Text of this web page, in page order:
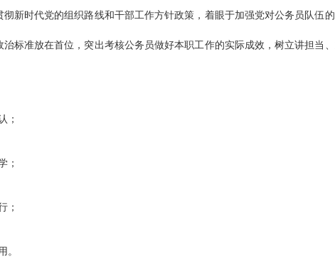
新时代党的组织路线和干部工作方针政策，着眼于加强党对公务员队伍
标准放在首位，突出考核公务员做好本职工作的实际成效，树立讲担当
；
；
；